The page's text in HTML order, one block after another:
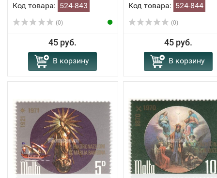
Код товара: 524-843
(0)
45 руб.
В корзину
Код товара: 524-844
(0)
45 руб.
В корзину